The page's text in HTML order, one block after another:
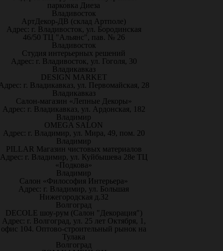
парковка Диеза
Владивосток
АртДекор-ДВ (склад Артполе)
Адрес: г. Владивосток, ул. Бородинская
46/50 ТЦ "Альянс", пав. № 26
Владивосток
Студия интерьерных решений
Адрес: г. Владивосток, ул. Гоголя, 30
Владикавказ
DESIGN MARKET
г. Владикавказ, ул. Первомайская, 28
Владикавказ
Салон-магазин «Лепные Декоры»
Адрес: г. Владикавказ, ул. Ардонская, 182
Владимир
OMEGA SALON
Адрес: г. Владимир, ул. Мира, 49, пом. 20
Владимир
PILLAR Магазин чистовых материалов
Адрес: г. Владимир, ул. Куйбышева 28е ТЦ
«Подкова»
Владимир
Салон «Философия Интерьера»
Адрес: г. Владимир, ул. Большая
Нижегородская д.32
Волгоград
DECOLE шоу-рум (Салон "Декорация")
Адрес: г. Волгоград, ул. 25 лет Октября, 1,
офис 104. Оптово-строительный рынок на
Тулака
Волгоград